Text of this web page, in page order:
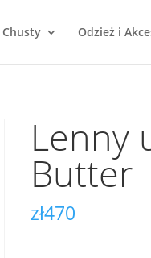
Chusty Odzież i
Lenny
Butter
zł470